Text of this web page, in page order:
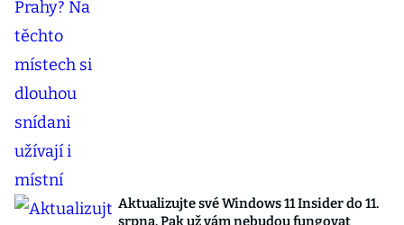
Aktualizujte své Windows 11 Insider do 11.
srpna. Pak už vám nebudou fungovat